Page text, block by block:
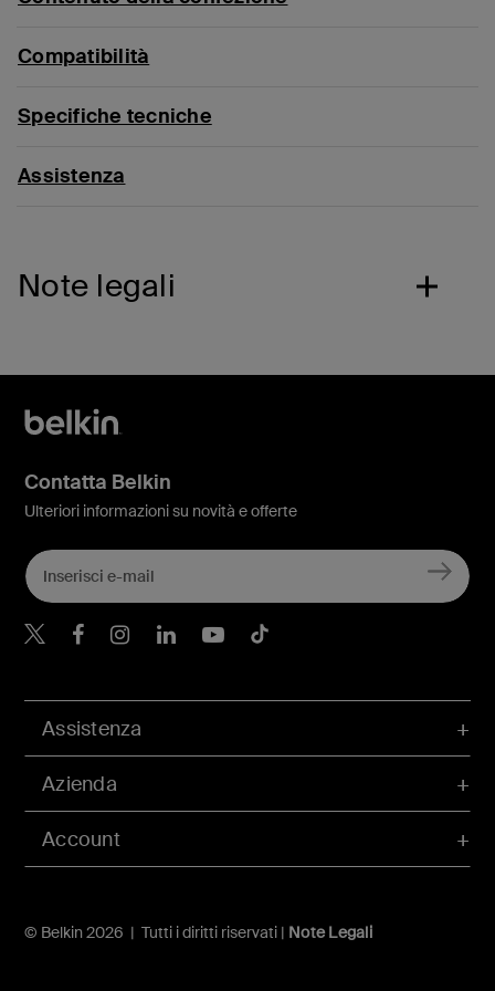
Compatibilità
Specifiche tecniche
Assistenza
Note legali
Account
Assistenza
Azienda
© Belkin 2026 | Tutti i diritti riservati | Note Legali
Contatta Belkin
Ulteriori informazioni su novità e offerte
Belkin Twitter
Belkin Facebook
Belkin Instagram
Belkin LinkedIn
Belkin Youtube
Belkin TikTok